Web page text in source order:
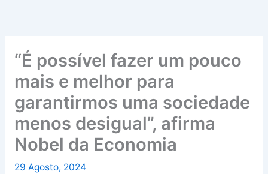
“É possível fazer um pouco
mais e melhor para
garantirmos uma sociedade
menos desigual”, afirma
Nobel da Economia
29 Agosto, 2024